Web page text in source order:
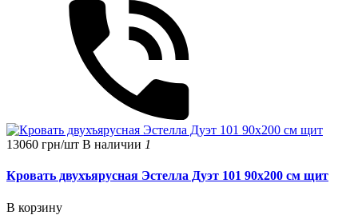
13060 грн/шт В наличии 1
Кровать двухъярусная Эстелла Дуэт 101 90x200 см щит
В корзину